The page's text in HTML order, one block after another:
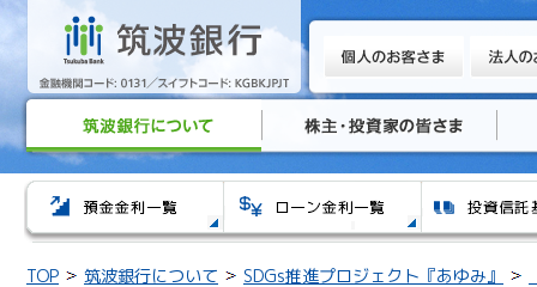
TOP 筑波銀行について SDGs推進プロジェクト『あゆみ』